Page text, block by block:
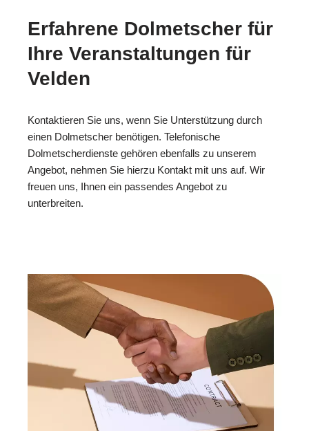
Erfahrene Dolmetscher für
Ihre Veranstaltungen für
Velden
Kontaktieren Sie uns, wenn Sie Unterstützung durch
einen Dolmetscher benötigen. Telefonische
Dolmetscherdienste gehören ebenfalls zu unserem
Angebot, nehmen Sie hierzu Kontakt mit uns auf. Wir
freuen uns, Ihnen ein passendes Angebot zu
unterbreiten.